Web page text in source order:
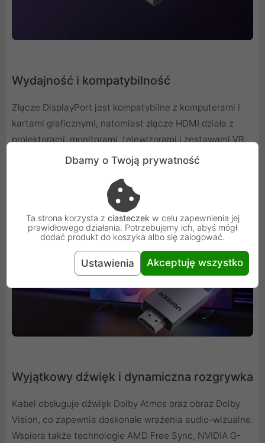
Wydajność i kompatybilność
Złącze DisplayPort jest kompatybilne z komputerami i
kartami graficznymi, natomiast złącze HDMI działa z
projektorami, monitorami, telewizorami i zestawami VR.
Dzięki temu jest to wszechstronne narzędzie do różnych
Wyjątkowy dźwięk i dynamiczna rozgrywka
Kabel obsługuje dźwięk Dolby Atmos oraz obraz Dolby
Vision, co zapewnia doskonałe wrażenia audio-wizualne.
Wspiera także technologie AMD Free Sync, NVIDIA G-
Dbamy o Twoją prywatność
Ta strona korzysta z ciasteczek w celu zapewnienia jej
prawidłowego działania. Potrzebujemy ich, abyś mógł
dodać produkt do koszyka albo się zalogować.
Ustawienia Akceptuję wszystko